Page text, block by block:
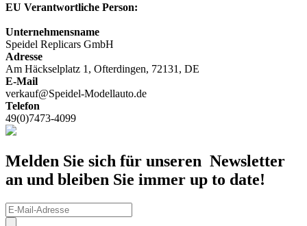
EU Verantwortliche Person:
Unternehmensname
Speidel Replicars GmbH
Adresse
Am Häckselplatz 1, Ofterdingen, 72131, DE
E-Mail
verkauf@Speidel-Modellauto.de
Telefon
49(0)7473-4099
Melden Sie sich für unseren Newsletter
an und bleiben Sie immer up to date!